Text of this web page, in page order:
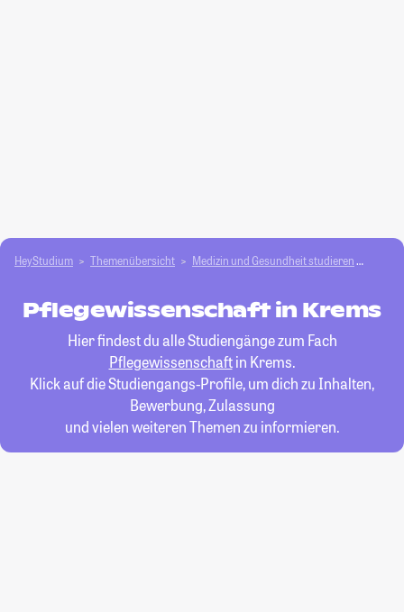
HeyStudium Themenübersicht Medizin und Gesundheit studieren
Pflegewissenschaft in Krems
Hier findest du alle Studiengänge zum Fach
Pflegewissenschaftin Krems.
Klick auf die Studiengangs-Profile, um dich zu Inhalten,
Bewerbung, Zulassung
und vielen weiteren Themen zu informieren.